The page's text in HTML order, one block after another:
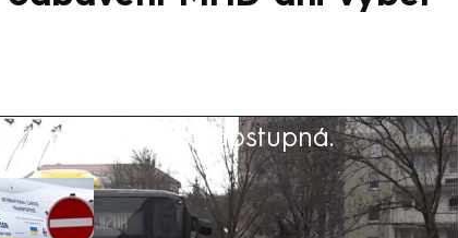
z playlistu není dostupná.